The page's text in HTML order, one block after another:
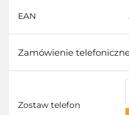
EAN
Zamówienie
Zostaw telefon